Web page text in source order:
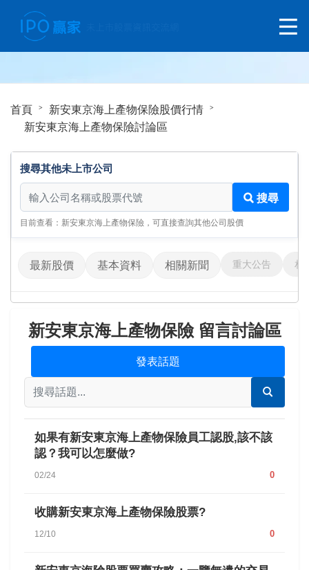
首頁
新安東京海上產物保險股價行情
新安東京海上產物保險討論區
搜尋其他未上市公司
搜尋其他未上市公司
搜尋
目前查看：新安東京海上產物保險，可直接查詢其他公司股價
最新股價 基本資料 相關新聞 重大公告 相
新安東京海上產物保險 留言討論區
發表話題
如果有新安東京海上產物保險員工認股,該不該
認？我可以怎麼做?
02/24 0
收購新安東京海上產物保險股票?
12/10 0